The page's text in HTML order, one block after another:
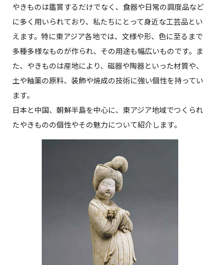
やきものは鑑賞するだけでなく、食器や日常の調度品など
に多く用いられており、私たちにとって身近な工芸品とい
えます。特に東アジア各地では、文様や形、色に至るまで
多種多様なものが作られ、その用途も幅広いものです。ま
た、やきものは産地により、磁器や陶器といった材質や、
土や釉薬の原料、装飾や焼成の技術に強い個性を持ってい
ます。
日本と中国、朝鮮半島を中心に、東アジア地域でつくられ
たやきものの個性やその魅力について紹介します。